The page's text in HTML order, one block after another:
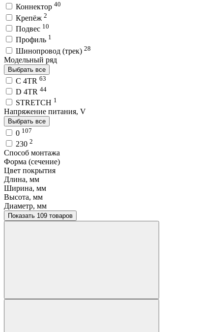
Коннектор 40
Крепёж 2
Подвес 10
Профиль 1
Шинопровод (трек) 28
Модельный ряд
Выбрать все
C 4TR 63
D 4TR 44
STRETCH 1
Напряжение питания, V
Выбрать все
0 107
230 2
Способ монтажа
Форма (сечение)
Цвет покрытия
Длина, мм
Ширина, мм
Высота, мм
Диаметр, мм
Показать 109 товаров